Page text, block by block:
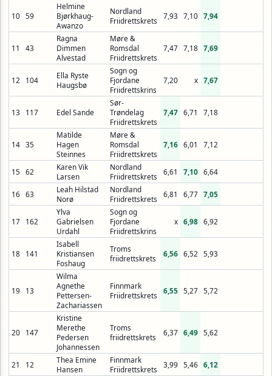
10 59
Helmine
Bjørkhaug-
Awanzo
Nordland
Friidrettskrets
7,93 7,10 7,94
11 43
Ragna
Dimmen
Alvestad
Møre &
Romsdal
Friidrettskrets
7,47 7,18 7,69
12 104
Ella Ryste
Haugsbø
Sogn og
Fjordane
Friidrettskrins
7,20 x 7,67
13 117 Edel Sande
Sør-
Trøndelag
Friidrettskrets
7,47 6,71 7,18
14 35
Matilde
Hagen
Steinnes
Møre &
Romsdal
Friidrettskrets
7,16 6,01 7,12
15 62
Karen Vik
Larsen
Nordland
Friidrettskrets
6,61 7,10 6,64
16 63
Leah Hilstad
Norø
Nordland
Friidrettskrets
6,81 6,77 7,05
17 162
Ylva
Gabrielsen
Urdahl
Sogn og
Fjordane
Friidrettskrins
x 6,98 6,92
18 141
Isabell
Kristiansen
Foshaug
Troms
friidrettskrets
6,56 6,52 5,93
19 13
Wilma
Agnethe
Pettersen-
Zachariassen
Finnmark
Friidrettskrets
6,55 5,27 5,72
20 147
Kristine
Merethe
Pedersen
Johannessen
Troms
friidrettskrets
6,37 6,49 5,62
21 12
Thea Emine
Hansen
Finnmark
Friidrettskrets
3,99 5,46 6,12